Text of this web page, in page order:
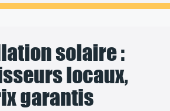
solaire :
locaux,
garantis